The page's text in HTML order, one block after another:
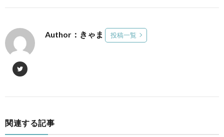
Author：きゃま 投稿一覧
関連する記事